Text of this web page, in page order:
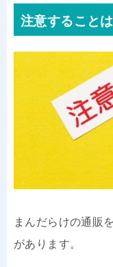
注意すること
まんだらけの通販
があります。